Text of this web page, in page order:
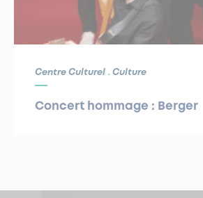
Centre Culturel Culture
Concert hommage : Berger